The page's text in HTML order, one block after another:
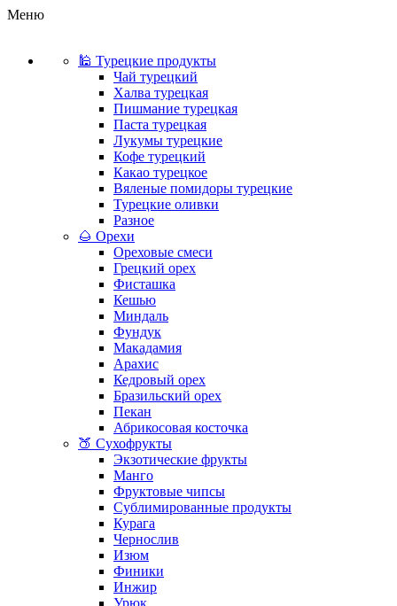
Меню
🕌 Турецкие продукты
Чай турецкий
Халва турецкая
Пишмание турецкая
Паста турецкая
Лукумы турецкие
Кофе турецкий
Какао турецкое
Вяленые помидоры турецкие
Турецкие оливки
Разное
🌰 Орехи
Ореховые смеси
Грецкий орех
Фисташка
Кешью
Миндаль
Фундук
Макадамия
Арахис
Кедровый орех
Бразильский орех
Пекан
Абрикосовая косточка
🍑 Сухофрукты
Экзотические фрукты
Манго
Фруктовые чипсы
Сублимированные продукты
Курага
Чернослив
Изюм
Финики
Инжир
Урюк